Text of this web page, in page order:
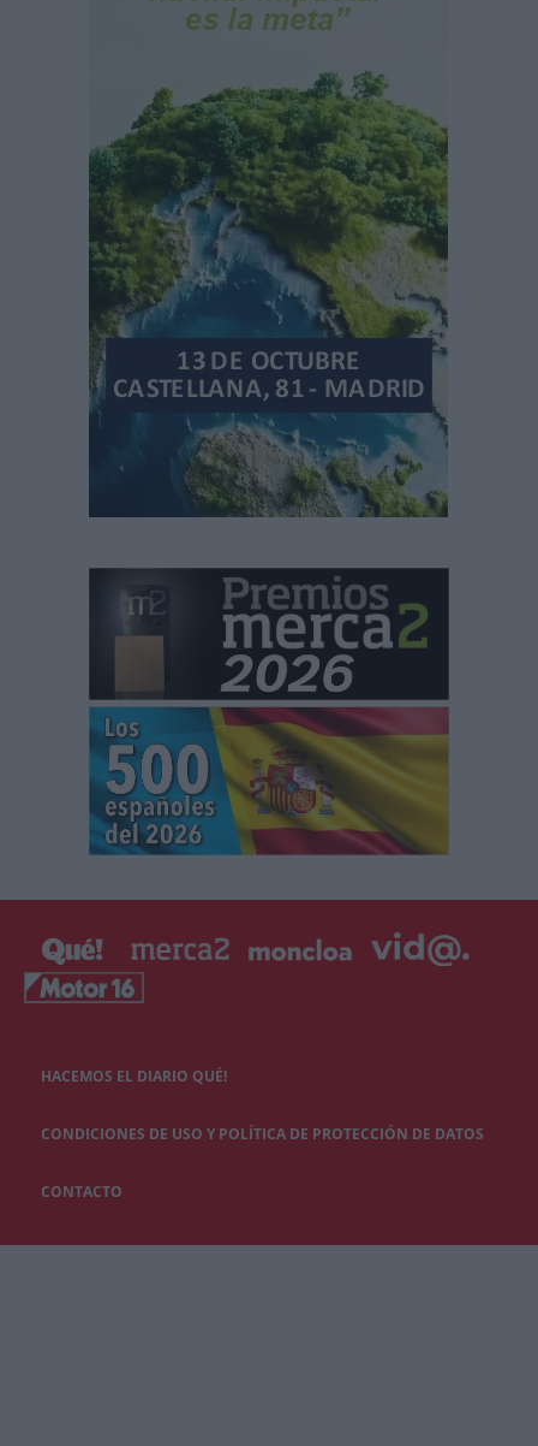
HACEMOS EL DIARIO QUÉ!
CONDICIONES DE USO Y POLÍTICA DE PROTECCIÓN DE DATOS
CONTACTO